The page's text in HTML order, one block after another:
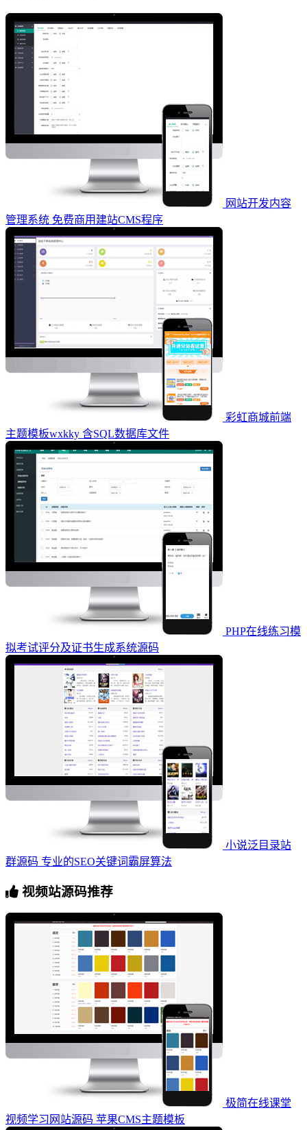
网站开发内容
管理系统 免费商用建站CMS程序
彩虹商城前端
主题模板wxkky 含SQL数据库文件
PHP在线练习模
拟考试评分及证书生成系统源码
小说泛目录站
群源码 专业的SEO关键词霸屏算法
视频站源码推荐
极简在线课堂
视频学习网站源码 苹果CMS主题模板